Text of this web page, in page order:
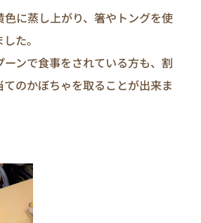
に蒸し上がり、箸やトングを使
た。
ンで食事をされている方も、割
のかぼちゃを取ることが出来ま